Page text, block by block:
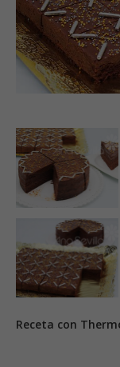
Receta con